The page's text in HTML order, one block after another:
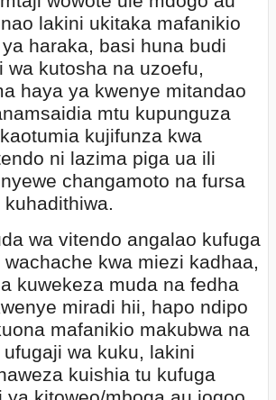
lakini ukitaka mafanikio
haraka, basi huna budi
wa kutosha na uzoefu,
haya ya kwenye mitandao
mtu kupunguza
kujifunza kwa
ni lazima piga ua ili
changamoto na fursa
wa vitendo angalao kufuga
kwa miezi kadhaa,
kuwekeza muda na fedha
miradi hii, hapo ndipo
mafanikio makubwa na
wa kuku, lakini
kuishia tu kufuga